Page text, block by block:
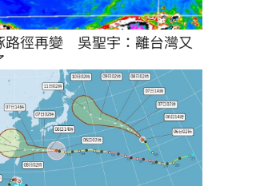
路徑再變　吳聖宇：離台灣又